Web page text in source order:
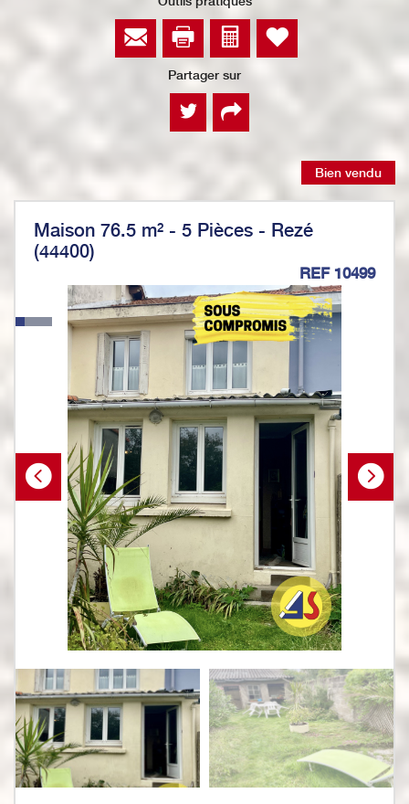
Partager sur
Bien vendu
Maison 76.5 m² - 5 Pièces - Rezé
(44400)
REF 10499